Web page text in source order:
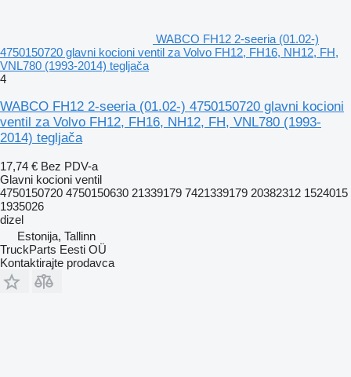
WABCO FH12 2-seeria (01.02-)
4750150720 glavni kocioni ventil za Volvo FH12, FH16, NH12, FH,
VNL780 (1993-2014) tegljača
4
WABCO FH12 2-seeria (01.02-) 4750150720 glavni kocioni
ventil za Volvo FH12, FH16, NH12, FH, VNL780 (1993-
2014) tegljača
17,74 € Bez PDV-a
Glavni kocioni ventil
4750150720 4750150630 21339179 7421339179 20382312 1524015
1935026
dizel
Estonija, Tallinn
TruckParts Eesti OÜ
Kontaktirajte prodavca